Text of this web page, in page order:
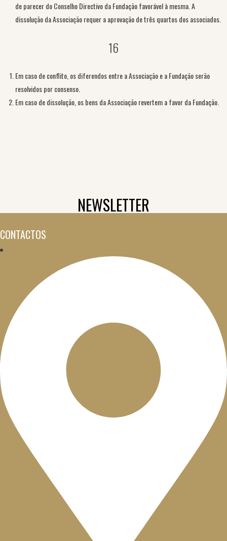
de parecer do Conselho Directivo da Fundação favorável à mesma. A
dissolução da Associação requer a aprovação de três quartos dos associados.
16
Em caso de conflito, os diferendos entre a Associação e a Fundação serão
resolvidos por consenso.
Em caso de dissolução, os bens da Associação revertem a favor da Fundação.
NEWSLETTER
CONTACTOS